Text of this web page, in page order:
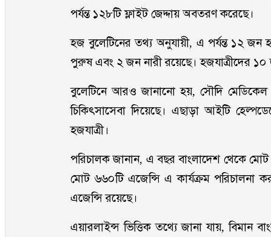
পর্যন্ত ১২৮টি ফ্লাইট জেদ্দায় অবতরণ করেছে।
হজ বুলেটিনের তথ্য অনুযায়ী, এ পর্যন্ত ১২ জন
পুরুষ এবং ২ জন নারী রয়েছে। হজযাত্রীদের ১০
বুলেটিনে আরও জানানো হয়, সৌদি
চিকিৎসাসেবা দিয়েছে। এছাড়া আইটি
হজযাত্রী।
পরিচালক জানান, এ বছর বাংলাদেশ থেকে
মোট ৬৬০টি এজেন্সি এ কার্যক্রম পরিচালনা
এজেন্সি রয়েছে।
এয়ারলাইন্স ভিত্তিক তথ্যে জানা যায়, বিমান